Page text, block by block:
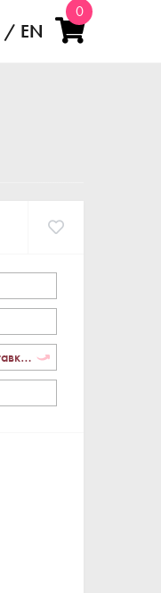
EN
0
Условия (сроки, оплата, доставка, возврат)